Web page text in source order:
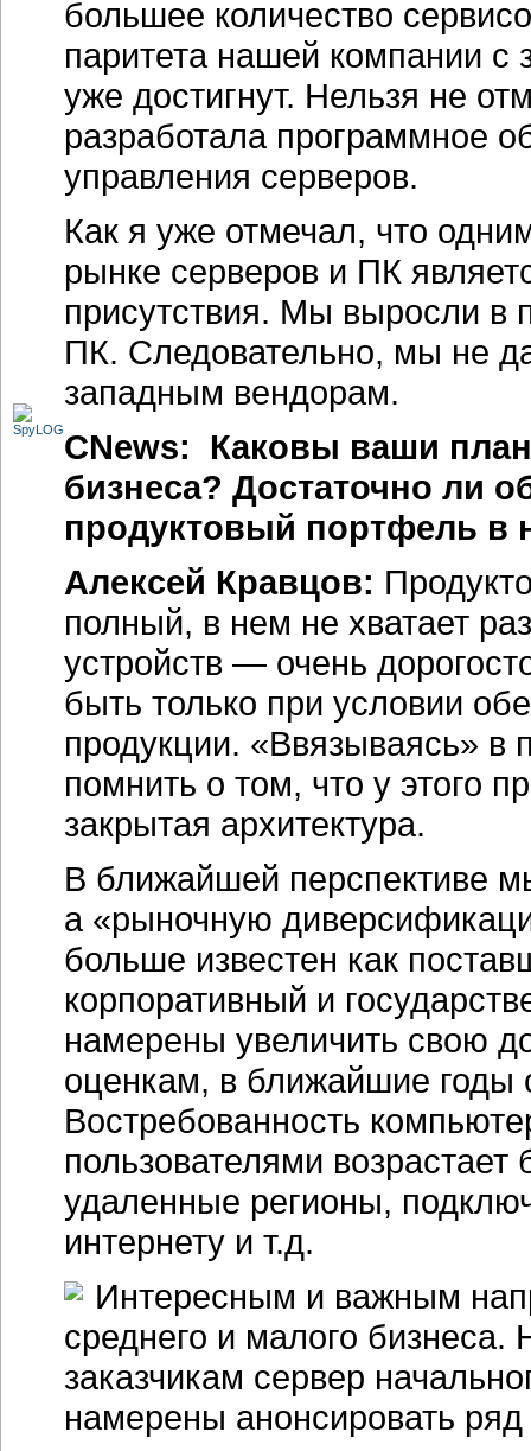
большее количество
паритета нашей компании
уже достигнут. Нельзя не
разработала программное
управления серверов.
Как я уже отмечал, что
рынке серверов и ПК
присутствия. Мы выросли в
ПК. Следовательно, мы не
западным вендорам.
CNews: Каковы ваши
бизнеса? Достаточно ли
продуктовый портфель в
Алексей Кравцов:
полный, в нем не хватает
устройств — очень
быть только при условии
продукции. «Ввязываясь» в
помнить о том, что у этого
закрытая архитектура.
В ближайшей перспективе
а «рыночную
больше известен как
корпоративный и
намерены увеличить свою
оценкам, в ближайшие годы
Востребованность
пользователями
удаленные регионы,
интернету и т.д.
Интересным и важным
среднего и малого
заказчикам сервер
намерены анонсировать